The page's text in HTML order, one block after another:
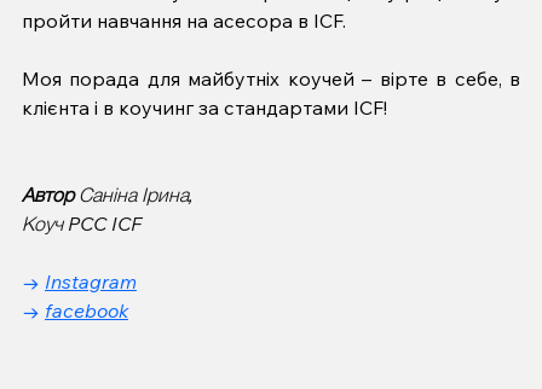
пройти навчання на асесора в ICF.
Моя порада для майбутніх коучей – вірте в себе, в
клієнта і в коучинг за стандартами ICF!
Автор Саніна Ірина,
Коуч PCC ICF
→ Instagram
→ facebook